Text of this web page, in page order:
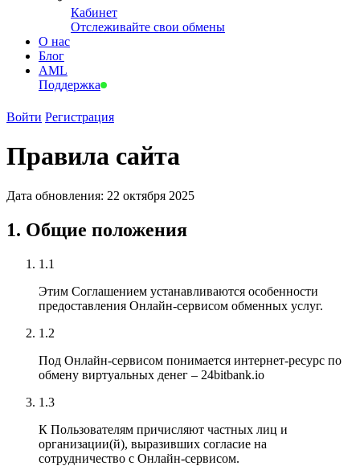
Кабинет
Отслеживайте свои обмены
О нас
Блог
AML
Поддержка
Войти Регистрация
Правила сайта
Дата обновления: 22 октября 2025
1. Общие положения
1.1
Этим Соглашением устанавливаются особенности
предоставления Онлайн-сервисом обменных услуг.
1.2
Под Онлайн-сервисом понимается интернет-ресурс по
обмену виртуальных денег – 24bitbank.io
1.3
К Пользователям причисляют частных лиц и
организации(й), выразивших согласие на
сотрудничество с Онлайн-сервисом.